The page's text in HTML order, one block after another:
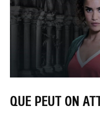
QUE PEUT ON